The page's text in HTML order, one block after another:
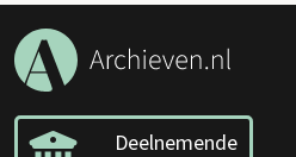
Deelnemende